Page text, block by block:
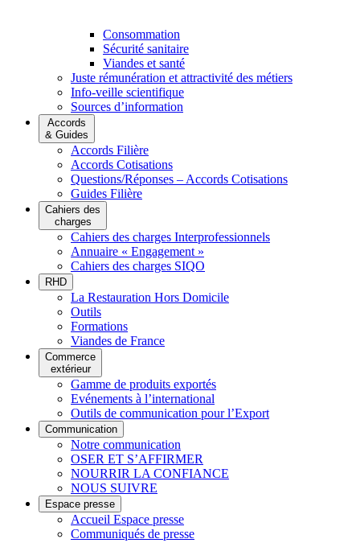
Consommation
Sécurité sanitaire
Viandes et santé
Juste rémunération et attractivité des métiers
Info-veille scientifique
Sources d’information
Accords
& Guides
Accords Filière
Accords Cotisations
Questions/Réponses – Accords Cotisations
Guides Filière
Cahiers des
charges
Cahiers des charges Interprofessionnels
Annuaire « Engagement »
Cahiers des charges SIQO
RHD
La Restauration Hors Domicile
Outils
Formations
Viandes de France
Commerce
extérieur
Gamme de produits exportés
Evénements à l’international
Outils de communication pour l’Export
Communication
Notre communication
OSER ET S’AFFIRMER
NOURRIR LA CONFIANCE
NOUS SUIVRE
Espace presse
Accueil Espace presse
Communiqués de presse